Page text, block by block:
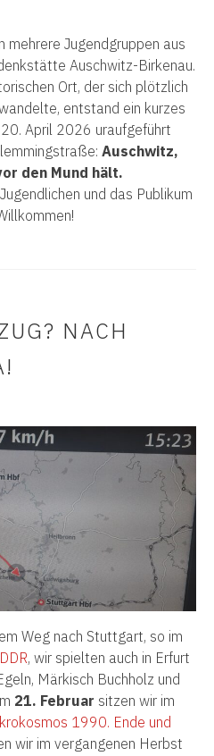
Jugendgruppen aus
Auschwitz-Birkenau.
Ort, der sich plötzlich
entstand ein kurzes
April 2026 uraufgeführt
Auschwitz,
den Mund hält.
und das Publikum
NACH
Weg nach Stuttgart, so im
, wir spielten auch in Erfurt
Märkisch Buchholz und
21. Februar sitzen wir im
1990. Ende und
wir im vergangenen Herbst